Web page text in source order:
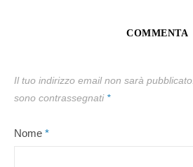
COMMENTA
Il tuo indirizzo email non sarà pubblicato.
sono contrassegnati *
Nome *